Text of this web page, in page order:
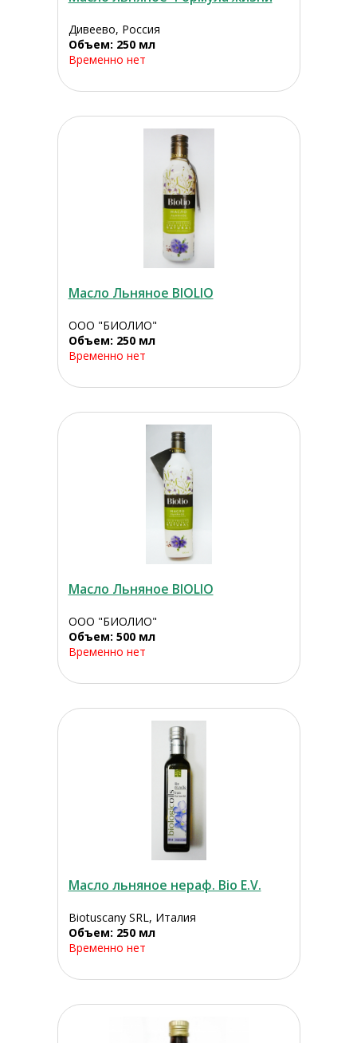
Дивеево, Россия
Объем: 250 мл
Временно нет
Масло Льняное BIOLIO
ООО "БИОЛИО"
Объем: 250 мл
Временно нет
Масло Льняное BIOLIO
ООО "БИОЛИО"
Объем: 500 мл
Временно нет
Масло льняное нераф. Bio E.V.
Biotuscany SRL, Италия
Объем: 250 мл
Временно нет